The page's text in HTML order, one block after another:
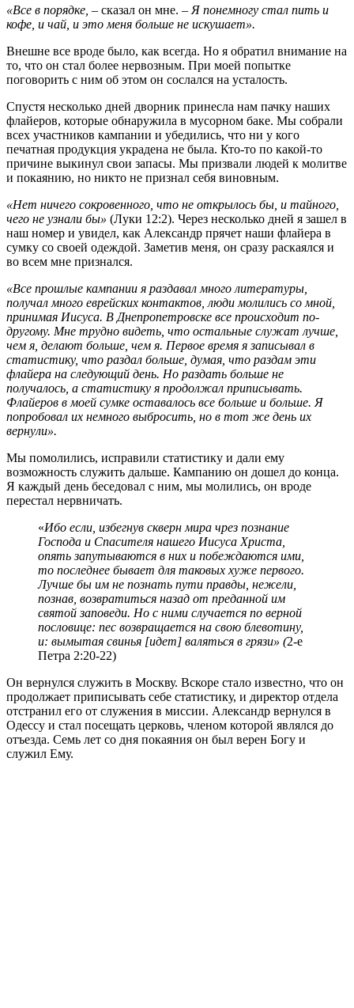
«Все в порядке, – сказал он мне. – Я понемногу стал пить и
кофе, и чай, и это меня больше не искушает».
Внешне все вроде было, как всегда. Но я обратил внимание на
то, что он стал более нервозным. При моей попытке
поговорить с ним об этом он сослался на усталость.
Спустя несколько дней дворник принесла нам пачку наших
флайеров, которые обнаружила в мусорном баке. Мы собрали
всех участников кампании и убедились, что ни у кого
печатная продукция украдена не была. Кто-то по какой-то
причине выкинул свои запасы. Мы призвали людей к молитве
и покаянию, но никто не признал себя виновным.
«Нет ничего сокровенного, что не открылось бы, и тайного,
чего не узнали бы» (Луки 12:2). Через несколько дней я зашел в
наш номер и увидел, как Александр прячет наши флайера в
сумку со своей одеждой. Заметив меня, он сразу раскаялся и
во всем мне признался.
«Все прошлые кампании я раздавал много литературы,
получал много еврейских контактов, люди молились со мной,
принимая Иисуса. В Днепропетровске все происходит по-
другому. Мне трудно видеть, что остальные служат лучше,
чем я, делают больше, чем я. Первое время я записывал в
статистику, что раздал больше, думая, что раздам эти
флайера на следующий день. Но раздать больше не
получалось, а статистику я продолжал приписывать.
Флайеров в моей сумке оставалось все больше и больше. Я
попробовал их немного выбросить, но в тот же день их
вернули».
Мы помолились, исправили статистику и дали ему
возможность служить дальше. Кампанию он дошел до конца.
Я каждый день беседовал с ним, мы молились, он вроде
перестал нервничать.
«Ибо если, избегнув скверн мира чрез познание
Господа и Спасителя нашего Иисуса Христа,
опять запутываются в них и побеждаются ими,
то последнее бывает для таковых хуже первого.
Лучше бы им не познать пути правды, нежели,
познав, возвратиться назад от преданной им
святой заповеди. Но с ними случается по верной
пословице: пес возвращается на свою блевотину,
и: вымытая свинья [идет] валяться в грязи» (2-е
Петра 2:20-22)
Он вернулся служить в Москву. Вскоре стало известно, что он
продолжает приписывать себе статистику, и директор отдела
отстранил его от служения в миссии. Александр вернулся в
Одессу и стал посещать церковь, членом которой являлся до
отъезда. Семь лет со дня покаяния он был верен Богу и
служил Ему.